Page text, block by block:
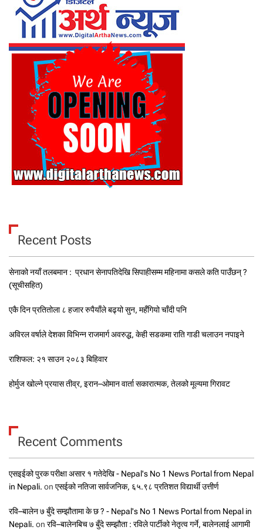
Recent Posts
सेनाको नयाँ तलबमान : प्रधान सेनापतिदेखि सिपाहीसम्म महिनामा कसले कति पाउँछन् ?
(सूचीसहित)
एकै दिन प्रतितोला ८ हजार रुपैयाँले बढ्यो सुन, महँगियो चाँदी पनि
अविरल वर्षाले देशका विभिन्न राजमार्ग अवरुद्ध, केही सडकमा राति गाडी चलाउन नपाइने
राशिफल: २१ साउन २०८३ बिहिवार
होर्मुज खोल्ने प्रयास तीव्र, इरान–ओमान वार्ता सकारात्मक, तेलको मूल्यमा गिरावट
Recent Comments
एसइईको पुरक परीक्षा असार १ गतेदेखि - Nepal's No 1 News Portal from Nepal
in Nepali. on एसईको नतिजा सार्वजनिक, ६५.९८ प्रतिशत विद्यार्थी उत्तीर्ण
रवि–बालेन ७ बुँदे सम्झौतामा के छ ? - Nepal's No 1 News Portal from Nepal in
Nepali. on रवि–बालेनबिच ७ बुँदे सम्झौता : रविले पार्टीको नेतृत्व गर्ने, बालेनलाई आगामी